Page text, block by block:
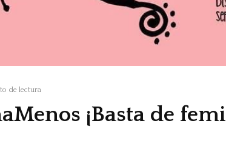
de lectura
¡Basta de